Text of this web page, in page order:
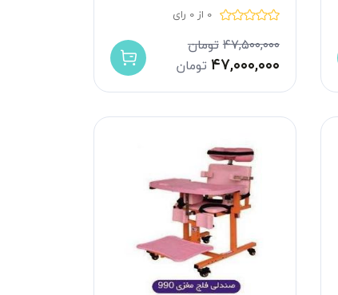
0 از 0 رای
۴۷,۵۰۰,۰۰۰تومان
۴۷,۰۰۰,۰۰۰ تومان